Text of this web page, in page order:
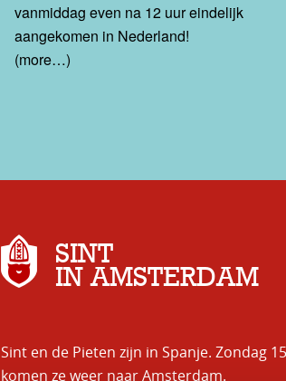
vanmiddag even na 12 uur eindelijk
aangekomen in Nederland!
(more…)
SINT
IN AMSTERDAM
Sint en de Pieten zijn in Spanje. Zondag
komen ze weer naar Amsterdam.